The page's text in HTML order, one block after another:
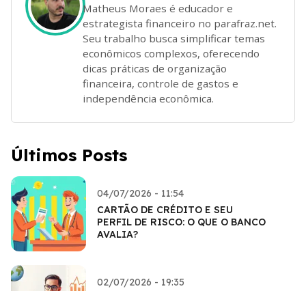
Matheus Moraes é educador e
estrategista financeiro no parafraz.net.
Seu trabalho busca simplificar temas
econômicos complexos, oferecendo
dicas práticas de organização
financeira, controle de gastos e
independência econômica.
Últimos Posts
04/07/2026 - 11:54
CARTÃO DE CRÉDITO E SEU
PERFIL DE RISCO: O QUE O BANCO
AVALIA?
02/07/2026 - 19:35